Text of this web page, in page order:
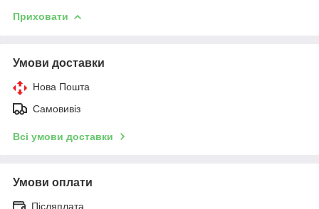
Приховати
Умови доставки
Нова Пошта
Самовивіз
Всі умови доставки
Умови оплати
Післяплата